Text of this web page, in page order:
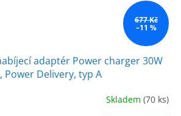
677 Kč
–11 %
adaptér Power charger 30W
Power Delivery, typ A
Skladem (70 ks)